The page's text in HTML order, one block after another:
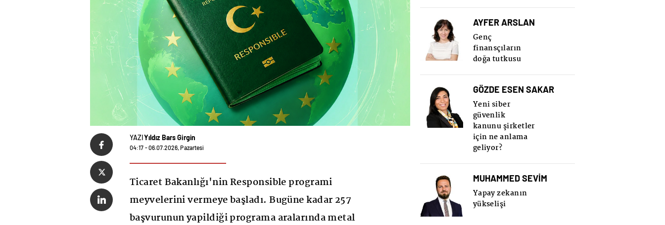
YAZIYıldız Bars Girgin
04:17 - 06.07.2026, Pazartesi
Ticaret Bakanlığı'nin Responsible programi
meyvelerini vermeye başladı. Bugüne kadar 257
başvurunun yapildiği programa aralarında metal
AYFER ARSLAN
Genç
finansçıların
doğa tutkusu
GÖZDE ESEN SAKAR
Yeni siber
güvenlik
kanunu şirketler
için ne anlama
geliyor?
MUHAMMED SEVİM
Yapay zekanın
yükselişi